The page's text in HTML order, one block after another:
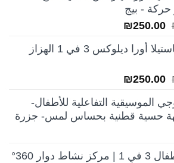
₪250.00.
- بيج
السعر
هو:
₪250.00
هو:
كرسي ماستيلا أورا ديلوكس 3 في 1 الهزاز
السعر
هو:
₪350.00.
₪250.00
هو:
₪250.00.
الموسيقية التفاعلية للأطفال-
حسية قطنية بحساس لمس- جزرة
نطاطة أطفال 3 في 1 | مركز نشاط دوار 360°